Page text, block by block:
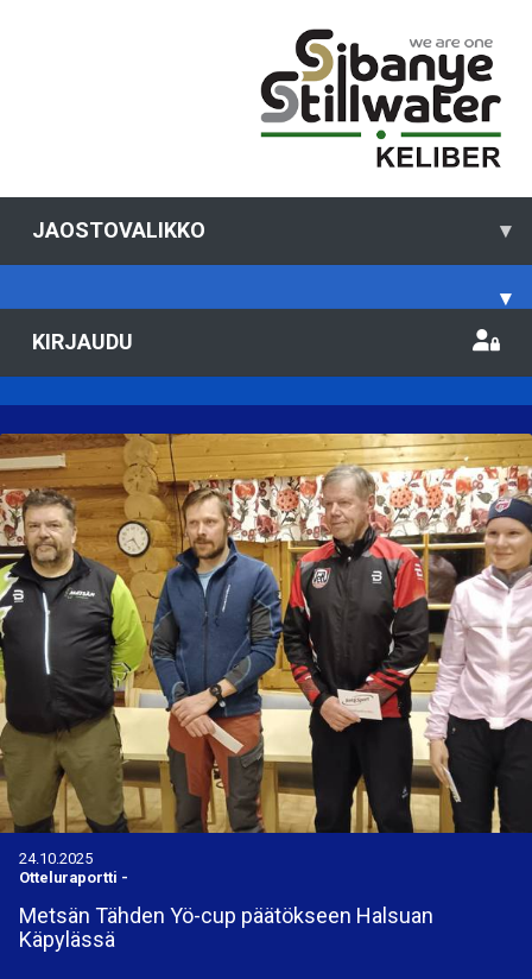
JAOSTOVALIKKO ▾
▾
KIRJAUDU
24.10.2025
Otteluraportti -
Metsän Tähden Yö-cup päätökseen Halsuan
Käpylässä